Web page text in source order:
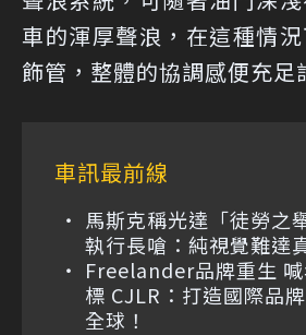
車的渾厚聲浪，在這種情
飾管，整體的協調感便充足
車訊最前線
馬斯克稱光達「徒勞之
執行長嗆：純視覺難達
Freelander品牌重生
標 CJLR：打造國際品
全球！